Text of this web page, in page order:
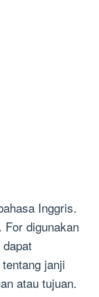
Inggris.
For digunakan
janji
atau tujuan.